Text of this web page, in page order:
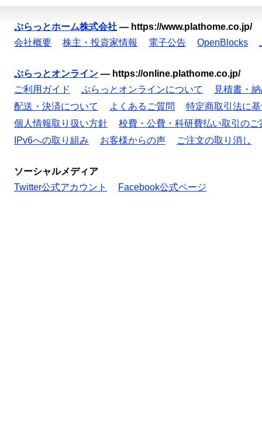
ぷらっとホーム株式会社 — https://www.plathome.co.jp/
会社概要
株主・投資家情報 電子公告 OpenBlocks
ぷらっとオンライン — https://online.plathome.co.jp/
ご利用ガイド
ぷらっとオンラインについて
見積書・
配送・決済について
よくあるご質問
特定商取引法に
個人情報取り扱い方針
校費・公費・科研費払い取引のご
IPv6への取り組み
お客様からの声 ご注文の取り消し
ソーシャルメディア
Twitter公式アカウント
Facebook公式ページ